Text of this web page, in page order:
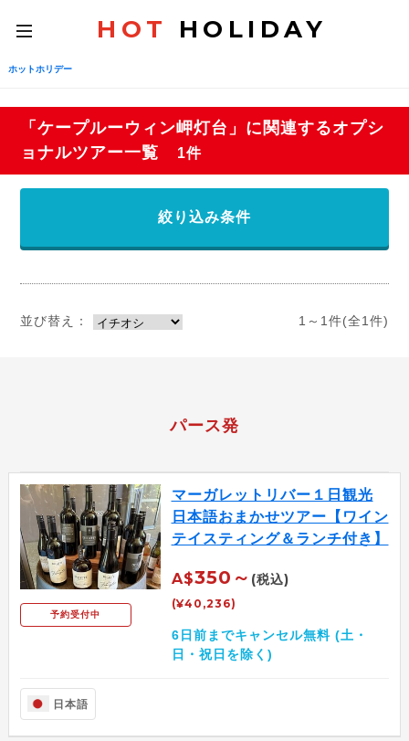
toggle
navigation
HOT HOLIDAY
ホットホリデー
「ケープルーウィン岬灯台」に関連するオプシ
ョナルツアー一覧
1件
絞り込み条件
並び替え： 1～1件(全1件)
パース発
予約受付中
マーガレットリバー１日観光
日本語おまかせツアー【ワイン
テイスティング＆ランチ付き】
A$350～ (税込)
(¥40,236)
6日前までキャンセル無料 (土・
日・祝日を除く)
日本語